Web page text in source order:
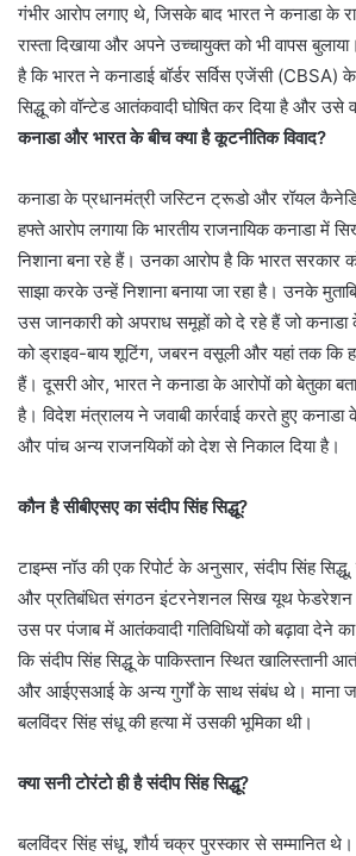
गंभीर आरोप लगाए थे, जिसके बाद भारत ने कनाडा के
रास्ता दिखाया और अपने उच्चायुक्त को भी वापस
है कि भारत ने कनाडाई बॉर्डर सर्विस एजेंसी (CBSA)
सिद्धू को वॉन्टेड आतंकवादी घोषित कर दिया है और उसे
कनाडा और भारत के बीच क्या है कूटनीतिक विवाद?
कनाडा के प्रधानमंत्री जस्टिन ट्रूडो और रॉयल
हफ्ते आरोप लगाया कि भारतीय राजनायिक कनाडा में
निशाना बना रहे हैं। उनका आरोप है कि भारत सरकार
साझा करके उन्हें निशाना बनाया जा रहा है। उनके
उस जानकारी को अपराध समूहों को दे रहे हैं जो कनाडा
को ड्राइव-बाय शूटिंग, जबरन वसूली और यहां तक कि
हैं। दूसरी ओर, भारत ने कनाडा के आरोपों को बेतुका
है। विदेश मंत्रालय ने जवाबी कार्रवाई करते हुए कनाडा
और पांच अन्य राजनयिकों को देश से निकाल दिया है।
कौन है सीबीएसए का संदीप सिंह सिद्धू?
टाइम्स नॉउ की एक रिपोर्ट के अनुसार, संदीप सिंह सिद्धू,
और प्रतिबंधित संगठन इंटरनेशनल सिख यूथ फेडरेशन
उस पर पंजाब में आतंकवादी गतिविधियों को बढ़ावा देने
कि संदीप सिंह सिद्धू के पाकिस्तान स्थित खालिस्तानी
और आईएसआई के अन्य गुर्गों के साथ संबंध थे। माना
बलविंदर सिंह संधू की हत्या में उसकी भूमिका थी।
क्या सनी टोरंटो ही है संदीप सिंह सिद्धू?
बलविंदर सिंह संधू, शौर्य चक्र पुरस्कार से सम्मानित